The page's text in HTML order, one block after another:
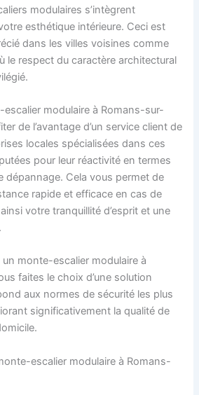
modulaires s’intègrent
esthétique intérieure. Ceci est
dans les villes voisines comme
le respect du caractère architectural
modulaire à Romans-sur-
de l’avantage d’un service client de
locales spécialisées dans ces
pour leur réactivité en termes
dépannage. Cela vous permet de
rapide et efficace en cas de
votre tranquillité d’esprit et une
monte-escalier modulaire à
faites le choix d’une solution
aux normes de sécurité les plus
significativement la qualité de
escalier modulaire à Romans-